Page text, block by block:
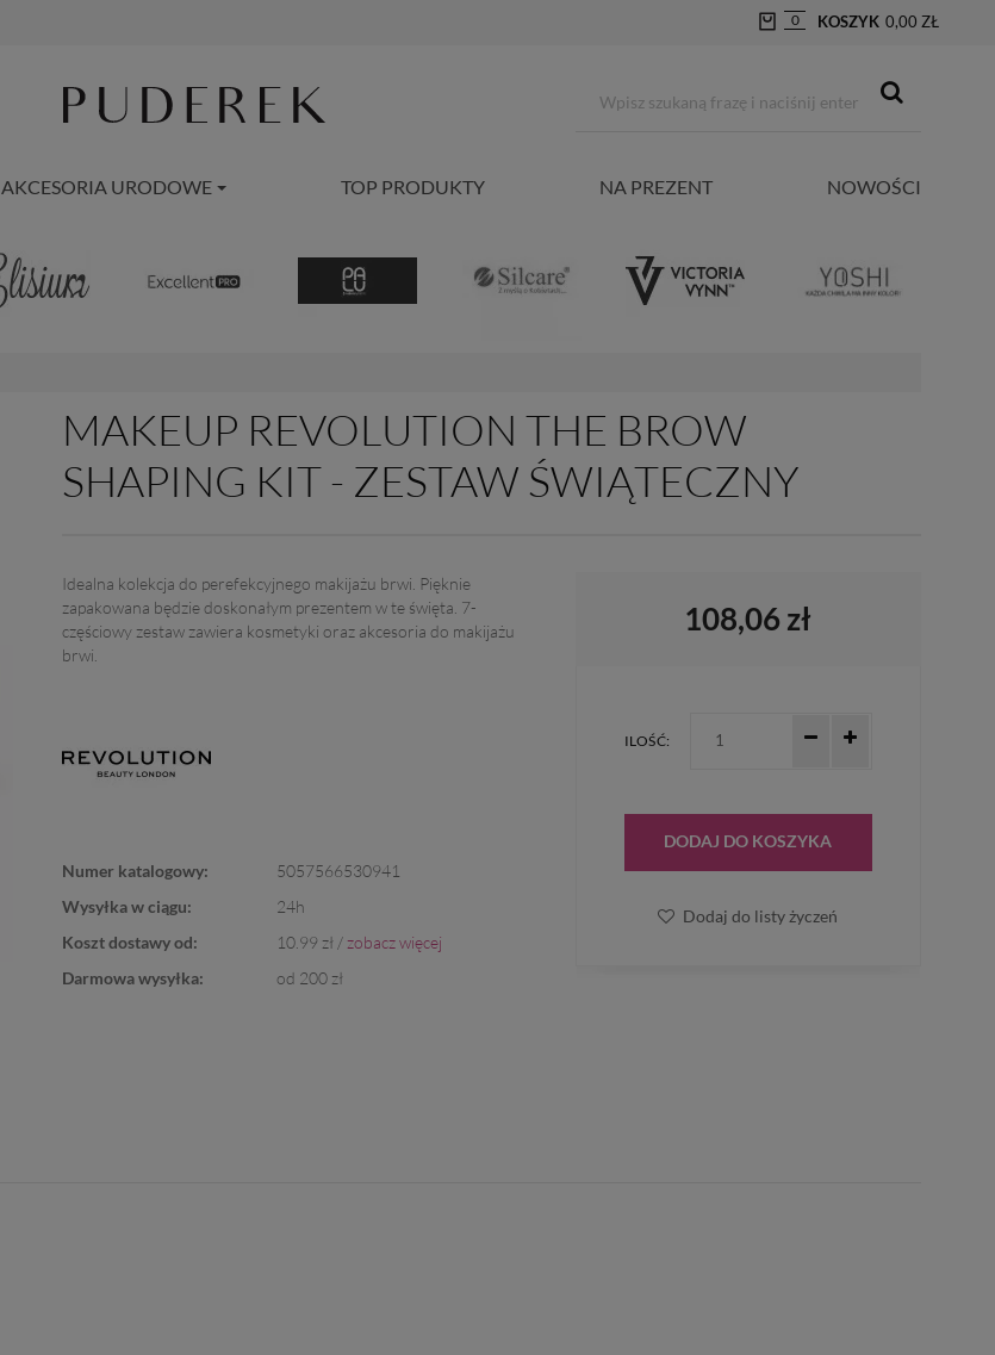
0 KOSZYK 0,00 ZŁ
AKCESORIA URODOWE TOP PRODUKTY NA PREZENT NOWOŚCI
MAKEUP REVOLUTION THE BROW
SHAPING KIT - ZESTAW ŚWIĄTECZNY
Idealna kolekcja do perefekcyjnego makijażu brwi. Pięknie
zapakowana będzie doskonałym prezentem w te święta. 7-
częściowy zestaw zawiera kosmetyki oraz akcesoria do makijażu
brwi.
Numer katalogowy:
5057566530941
Wysyłka w ciągu:
24h
Koszt dostawy od:
10.99 zł /zobacz więcej
Darmowa wysyłka:
od 200 zł
108,06 zł
ILOŚĆ:
DODAJ DO KOSZYKA
Dodaj do listy życzeń